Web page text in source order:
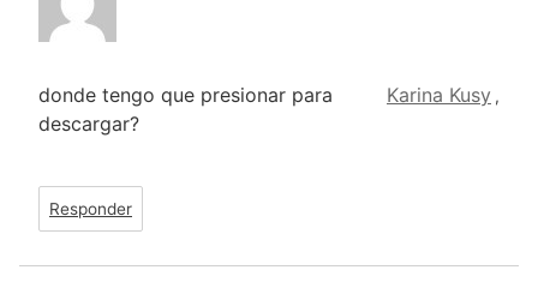
Karina Kusy ,
donde tengo que presionar para
descargar?
Responder